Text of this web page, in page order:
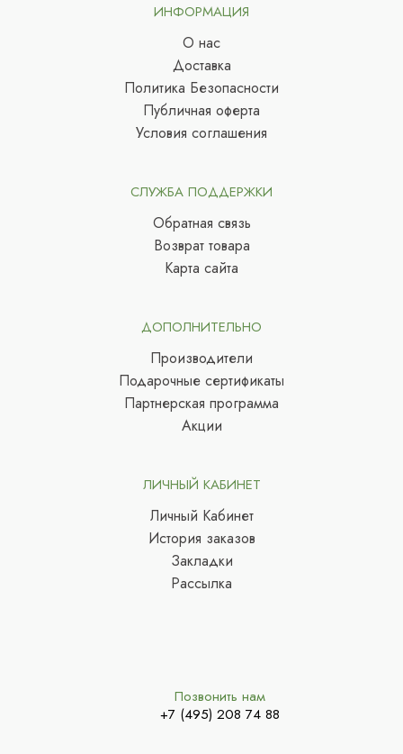
ИНФОРМАЦИЯ
О нас
Доставка
Политика Безопасности
Публичная оферта
Условия соглашения
СЛУЖБА ПОДДЕРЖКИ
Обратная связь
Возврат товара
Карта сайта
ДОПОЛНИТЕЛЬНО
Производители
Подарочные сертификаты
Партнерская программа
Акции
ЛИЧНЫЙ КАБИНЕТ
Личный Кабинет
История заказов
Закладки
Рассылка
Позвонить нам
+7 (495) 208 74 88